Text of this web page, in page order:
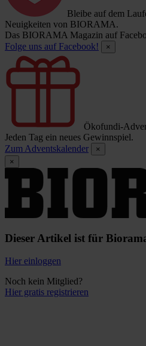
Bleibe auf dem
Neuigkeiten von BIORAMA.
Das BIORAMA Magazin auf
Folge uns auf Facebook!
×
Ökofundi-
Jeden Tag ein neues Gewinnspiel.
Zum Adventskalender
×
×
Dieser Artikel ist für
Hier einloggen
Noch kein Mitglied?
Hier gratis registrieren